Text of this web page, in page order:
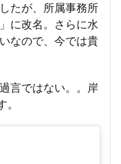
たが、所属事務所
に改名。さらに水
なので、今では貴
言ではない。。岸